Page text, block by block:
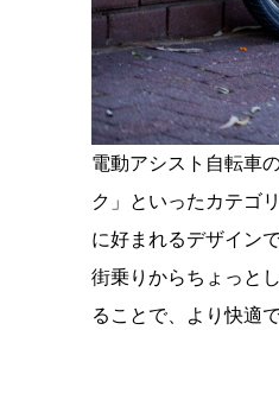
電動アシスト自転車
ク」といったカテゴ
に好まれるデザイン
街乗りからちょっと
ることで、より快適